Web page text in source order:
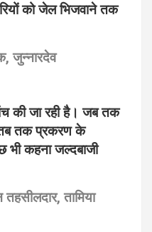
को जेल भिजवाने तक
जुन्नारदेव
की जा रही है। जब तक
तब तक प्रकरण के
कहना जल्दबाजी
तामिया